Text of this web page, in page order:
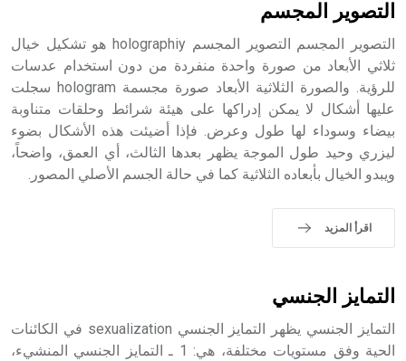
- هل تعلم أن أبجر Abgar اسم معروف جيداً يعود إلى عدد من
الملوك الذين حكموا مدينة إديسا (الرها) من أبجر الأول وحتى
التاسع، وهم ينتسبون إلى أسرة أوسروين
التصوير المجسم
التصوير المجسم التصوير المجسم holographiy هو تشكيل خيال
ثلاثي الأبعاد من صورة واحدة منفردة من دون استخدام عدسات
للرؤية. والصورة الثلاثية الأبعاد صورة مجسمة hologram سجلت
عليها أشكال لا يمكن إدراكها على هيئة شرائط وحلقات متناوبة
بيضاء وسوداء لها طول وعرض. فإذا أضيئت هذه الأشكال بضوء
ليزري وحيد طول الموجة يظهر بعدها الثالث، أي العمق، واضحاً،
ويبدو الخيال بأبعاده الثلاثية كما في حالة الجسم الأصلي المصور.
اقرأ المزيد
التمايز الجنسي
التمايز الجنسي يظهر التمايز الجنسي sexualization في الكائنات
الحية وفق مستويات مختلفة، هي: 1 ـ التمايز الجنسي المنشيء،